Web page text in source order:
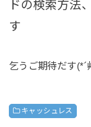
ドの検索方法
す
乞うご期待だす(*´
キャッシュレス